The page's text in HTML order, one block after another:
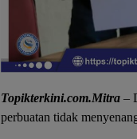
Topikterkini.com.Mitra –
perbuatan tidak